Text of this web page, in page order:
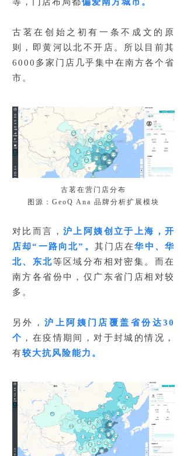
等，门店布局都偏爱南方城市。
古茗在创始之初有一条不成文的原
则，即黄河以北不开店。所以目前其
6000多家门店几乎集中在南方各个省
市。
古茗在营门店分布
图源：GeoQ Ana 品牌分析扩展模块
对比而言， 沪上阿姨创立于上海，开
店却“一路向北”。 其门店在华中、华
北、东北等区域分布相对密集。而在
南方各省份中，仅广东省门店相对较
多。
另外，沪上阿姨门店覆盖省份达30
个 ，在疫情期间，对于封城的情况，
有较大抗风险能力。